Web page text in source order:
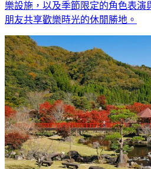
樂設施，以及季節限定的角色表演
朋友共享歡樂時光的休閒勝地。